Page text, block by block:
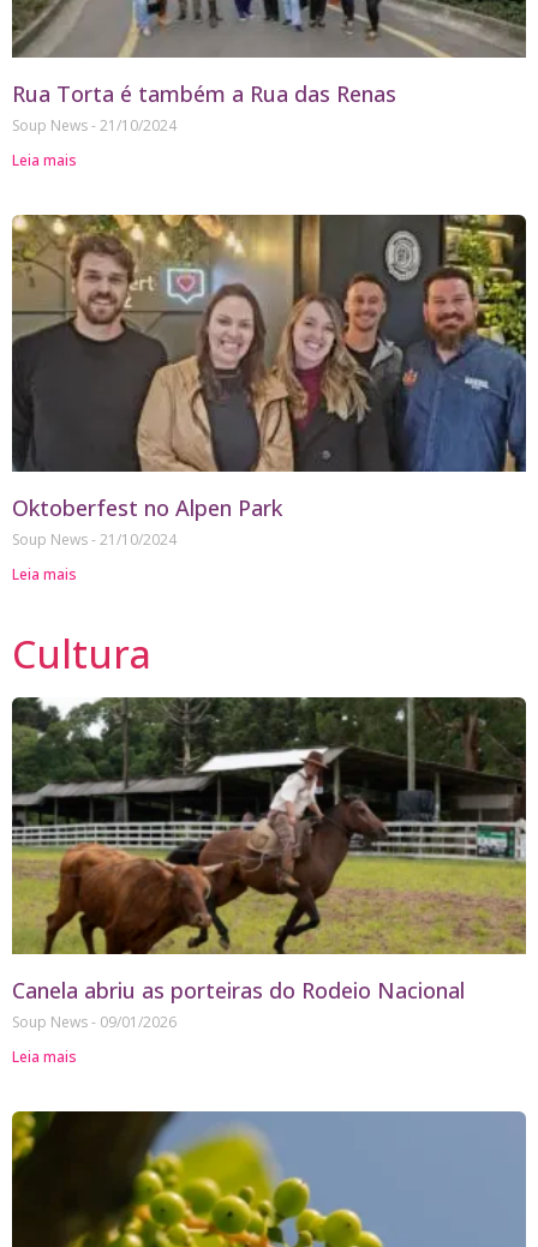
Rua Torta é também a Rua das Renas
Soup News 21/10/2024
Leia mais
Oktoberfest no Alpen Park
Soup News 21/10/2024
Leia mais
Cultura
Canela abriu as porteiras do Rodeio Nacional
Soup News
09/01/2026
Leia mais